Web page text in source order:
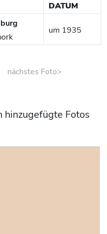
DATUM
um 1935
nächstes Foto>
hinzugefügte Fotos